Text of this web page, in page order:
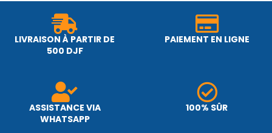
LIVRAISON À PARTIR DE
500 DJF
PAIEMENT EN LIGNE
ASSISTANCE VIA
WHATSAPP
100% SÛR